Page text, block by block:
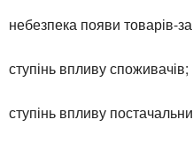
небезпека появи товарів-
ступінь впливу споживачів;
ступінь впливу